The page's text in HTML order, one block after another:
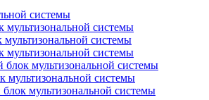
системы
системы
системы
системы
мультизональной системы
системы
мультизональной системы